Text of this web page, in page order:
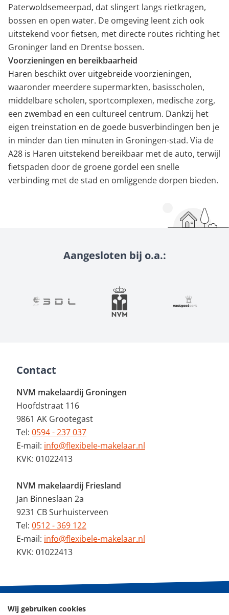
Paterwoldsemeerpad, dat slingert langs rietkragen,
bossen en open water. De omgeving leent zich ook
uitstekend voor fietsen, met directe routes richting het
Groninger land en Drentse bossen.
Voorzieningen en bereikbaarheid
Haren beschikt over uitgebreide voorzieningen,
waaronder meerdere supermarkten, basisscholen,
middelbare scholen, sportcomplexen, medische zorg,
een zwembad en een cultureel centrum. Dankzij het
eigen treinstation en de goede busverbindingen ben je
in minder dan tien minuten in Groningen-stad. Via de
A28 is Haren uitstekend bereikbaar met de auto, terwijl
fietspaden door de groene gordel een snelle
verbinding met de stad en omliggende dorpen bieden.
Aangesloten bij o.a.:
Contact
NVM makelaardij Groningen
Hoofdstraat 116
9861 AK Grootegast
Tel: 0594 - 237 037
E-mail: info@flexibele-makelaar.nl
KVK: 01022413
NVM makelaardij Friesland
Jan Binneslaan 2a
9231 CB Surhuisterveen
Tel: 0512 - 369 122
E-mail: info@flexibele-makelaar.nl
KVK: 01022413
Wij gebruiken cookies